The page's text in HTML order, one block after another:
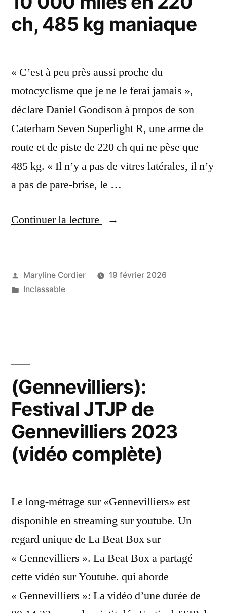
ch, 485 kg maniaque
« C’est à peu près aussi proche du
motocyclisme que je ne le ferai jamais »,
déclare Daniel Goodison à propos de son
Caterham Seven Superlight R, une arme de
route et de piste de 220 ch qui ne pèse que
485 kg. « Il n’y a pas de vitres latérales, il n’y
a pas de pare-brise, le …
Continuer la lecture
« La
la
10
000
miles
220
485
kg
maniaque »
Publié
par
Maryline Cordier
19 février 2026
Publié
Inclassable
(Gennevilliers):
Festival JTJP de
Gennevilliers 2023
(vidéo complète)
Le long-métrage sur «Gennevilliers» est
disponible en streaming sur youtube. Un
regard unique de La Beat Box sur
« Gennevilliers ». La Beat Box a partagé
cette vidéo sur Youtube. qui aborde
« Gennevilliers »: La vidéo d’une durée de